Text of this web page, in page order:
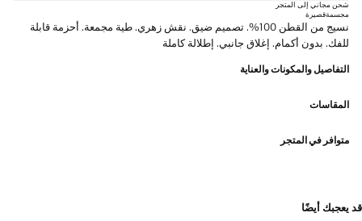
شحن مجاني إلى المتجر
مجسمةقصيرة
نسيج من القطن 100%. تصميم ضيق. نقش زهري. طية مجمعة. أحزمة قابلة
للفك. بدون أكمام. إغلاق جانبي. إطلالة كاملة
التفاصيل والمكونات والعناية
المقاسات
متوافر في المتجر
قد يعجبك أيضًا